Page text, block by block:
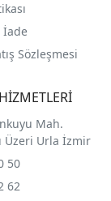
İade
Sözleşmesi
Mah.
Üzeri Urla İzmir
50
62